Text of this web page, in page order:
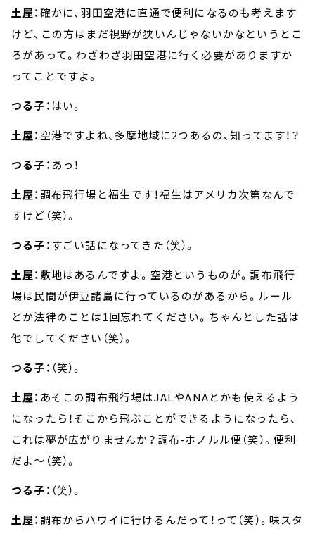
土屋：確かに、羽田空港に直通で便利になるのも考えます
けど、この方はまだ視野が狭いんじゃないかなというとこ
ろがあって。わざわざ羽田空港に行く必要がありますか
ってことですよ。
つる子： はい。
土屋： 空港ですよね、多摩地域に2つあるの、知ってます！？
つる子： あっ！
土屋： 調布飛行場と福生です！福生はアメリカ次第なんで
すけど（笑）。
つる子： すごい話になってきた（笑）。
土屋： 敷地はあるんですよ。空港というものが。調布飛行
場は民間が伊豆諸島に行っているのがあるから。ルール
とか法律のことは1回忘れてください。ちゃんとした話は
他でしてください（笑）。
つる子： （笑）。
土屋： あそこの調布飛行場はJALやANAとかも使えるよう
になったら！そこから飛ぶことができるようになったら、
これは夢が広がりませんか？調布-ホノルル便（笑）。便利
だよ～（笑）。
つる子： （笑）。
土屋： 調布からハワイに行けるんだって！って（笑）。味スタ